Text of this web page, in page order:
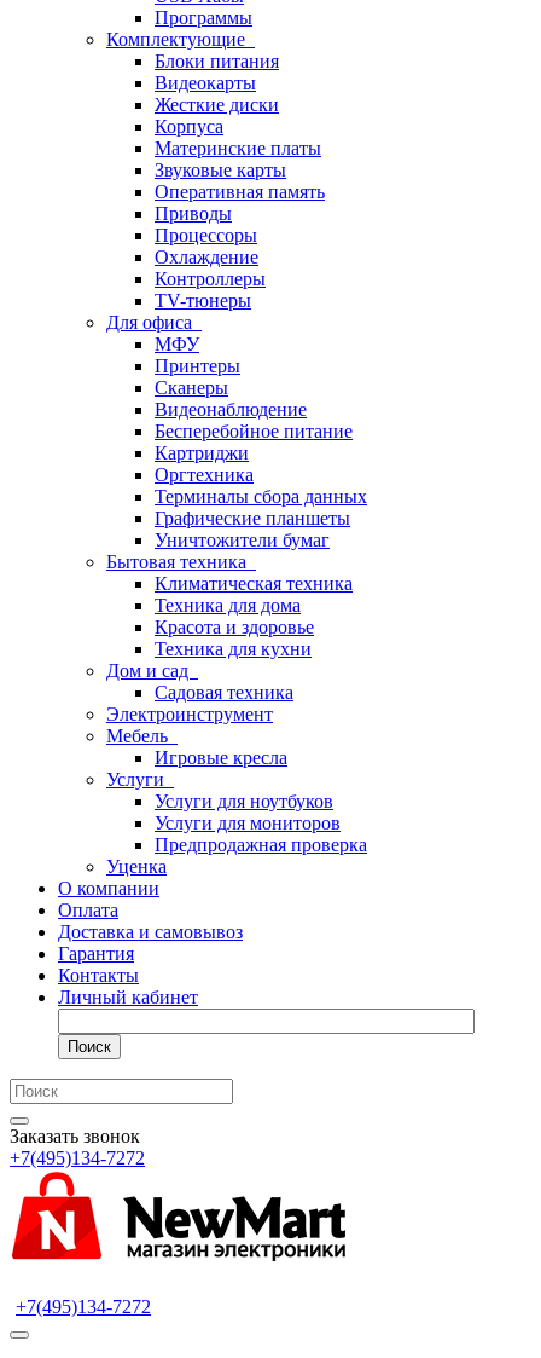
Программы
Комплектующие
Блоки питания
Видеокарты
Жесткие диски
Корпуса
Материнские платы
Звуковые карты
Оперативная память
Приводы
Процессоры
Охлаждение
Контроллеры
TV-тюнеры
Для офиса
МФУ
Принтеры
Сканеры
Видеонаблюдение
Бесперебойное питание
Картриджи
Оргтехника
Терминалы сбора данных
Графические планшеты
Уничтожители бумаг
Бытовая техника
Климатическая техника
Техника для дома
Красота и здоровье
Техника для кухни
Дом и сад
Садовая техника
Электроинструмент
Мебель
Игровые кресла
Услуги
Услуги для ноутбуков
Услуги для мониторов
Предпродажная проверка
Уценка
О компании
Оплата
Доставка и самовывоз
Гарантия
Контакты
Личный кабинет
Поиск
Заказать звонок
+7(495)134-7272
+7(495)134-7272